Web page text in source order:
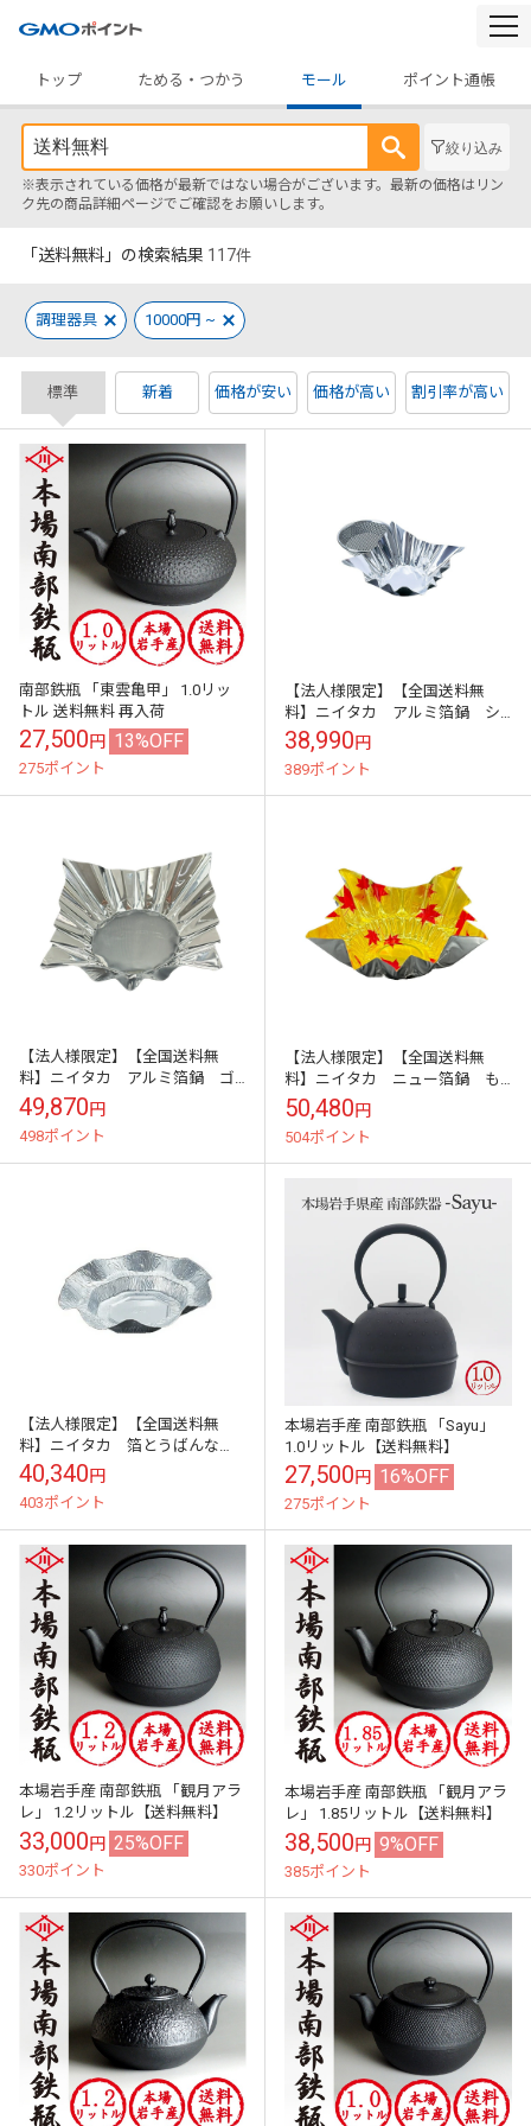
トップ
ためる・つかう モール ポイント通帳
絞り込み
※表示されている価格が最新ではない場合がございます。最新の価格はリン
ク先の商品詳細ページでご確認をお願いします。
「送料無料」の検索結果 117件
調理器具 10000円 ~
標準 新着 価格が安い 価格が高い 割引率が高い
南部鉄瓶 「東雲亀甲」 1.0リッ
トル 送料無料 再入荷
27,500円 13%OFF
275ポイント
【法人様限定】【全国送料無
料】ニイタカ アルミ箔鍋 シ
ルバー 1200枚入【メーカー直
送・代引き不可・時間指定不
可】
38,990円
389ポイント
【法人様限定】【全国送料無
料】ニイタカ アルミ箔鍋 ゴ
ールド 1200枚入【メーカー直
送・代引き不可・時間指定不
可】
49,870円
498ポイント
【法人様限定】【全国送料無
料】ニイタカ ニュー箔鍋 も
みじ 800枚入【メーカー直送・
代引き不可・時間指定不可】
50,480円
504ポイント
【法人様限定】【全国送料無
料】ニイタカ 箔とうばんな
べ シルバー 1200枚入【メー
カー直送・代引き不可・時間指
定不可】
40,340円
403ポイント
本場岩手産 南部鉄瓶 「Sayu」
1.0リットル【送料無料】
27,500円 16%OFF
275ポイント
本場岩手産 南部鉄瓶 「観月アラ
レ」 1.2リットル【送料無料】
33,000円 25%OFF
330ポイント
本場岩手産 南部鉄瓶 「観月アラ
レ」 1.85リットル【送料無料】
38,500円 9%OFF
385ポイント